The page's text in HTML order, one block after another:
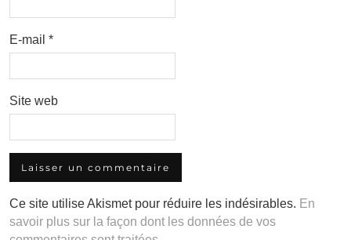
E-mail *
Site web
Ce site utilise Akismet pour réduire les indésirables. En
savoir plus sur la façon dont les données de vos